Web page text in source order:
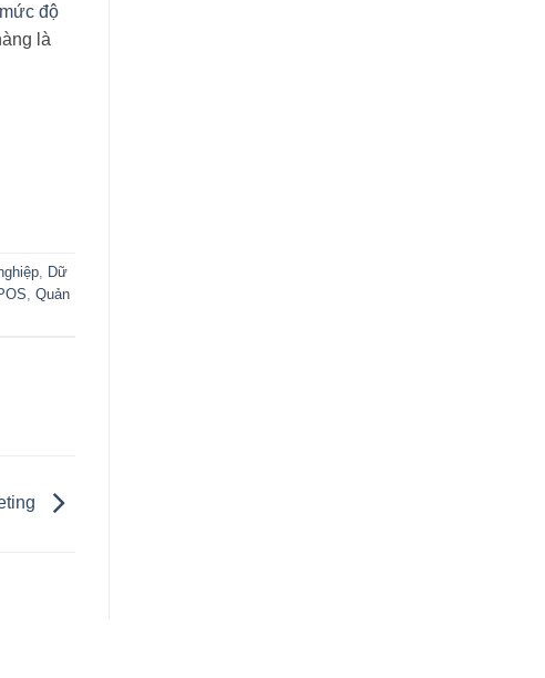
mức độ
là
Dữ
Quản